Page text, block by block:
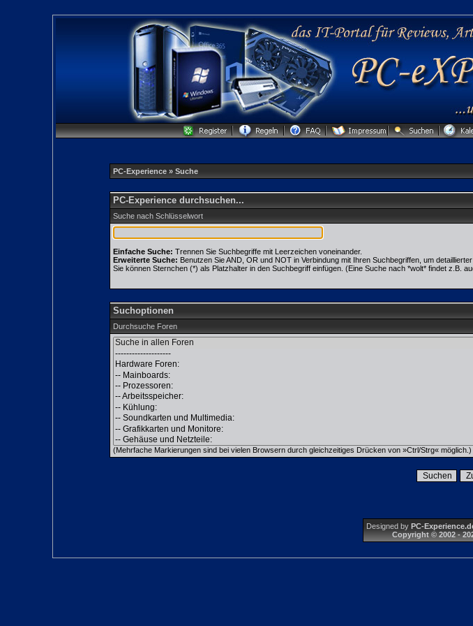
PC-Experience » Suche
PC-Experience durchsuchen...
Suche nach Schlüsselwort
Einfache Suche: Trennen Sie Suchbegriffe mit Leerzeichen voneinander.
Erweiterte Suche: Benutzen Sie AND, OR und NOT in Verbindung mit Ihren Suchbegriffen, um
Sie können Sternchen (*) als Platzhalter in den Suchbegriff einfügen. (Eine Suche nach *wolt* findet z.B.
Suchoptionen
Durchsuche Foren
(Mehrfache Markierungen sind bei vielen Browsern durch gleichzeitiges Drücken von »Ctrl/Strg« möglich.)
Designed by PC-
Copyright © 2002 -